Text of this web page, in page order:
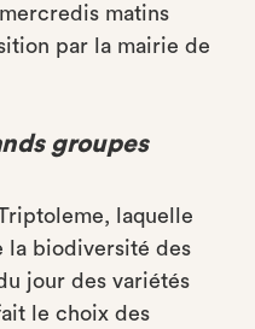
matins
par la mairie de
groupes
laquelle
la biodiversité des
jour des variétés
le choix des